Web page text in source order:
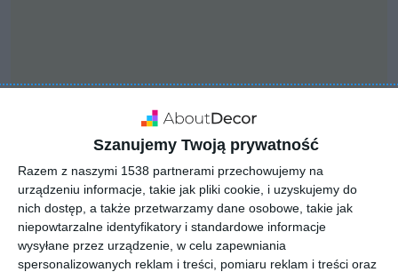
Szanujemy Twoją prywatność
Razem z naszymi 1538 partnerami przechowujemy na
urządzeniu informacje, takie jak pliki cookie, i uzyskujemy do
nich dostęp, a także przetwarzamy dane osobowe, takie jak
niepowtarzalne identyfikatory i standardowe informacje
wysyłane przez urządzenie, w celu zapewniania
spersonalizowanych reklam i treści, pomiaru reklam i treści oraz
INSPIRACJA